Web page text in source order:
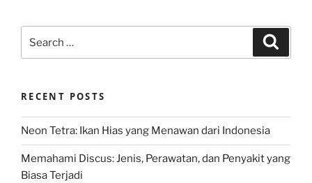
for:
RECENT POSTS
Neon Tetra: Ikan Hias yang Menawan dari Indonesia
Memahami Discus: Jenis, Perawatan, dan Penyakit yang
Biasa Terjadi